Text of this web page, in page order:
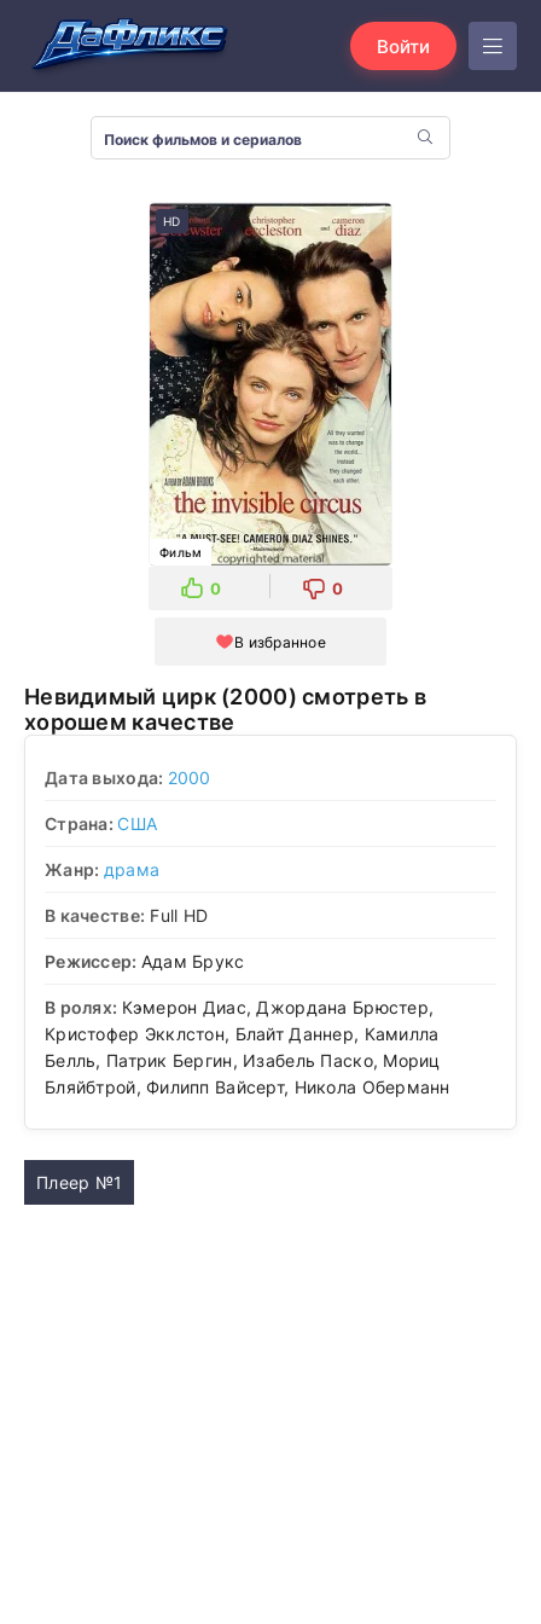
Войти
HD
Фильм
0 0
В избранное
Невидимый цирк (2000) смотреть в
хорошем качестве
Дата выхода: 2000
Страна:США
Жанр: драма
В качестве: Full HD
Режиссер: Адам Брукс
В ролях: Кэмерон Диас, Джордана Брюстер,
Кристофер Экклстон, Блайт Даннер, Камилла
Белль, Патрик Бергин, Изабель Паско, Мориц
Бляйбтрой, Филипп Вайсерт, Никола Оберманн
Плеер №1